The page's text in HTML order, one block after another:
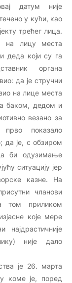
датум није
у кући, као
трећег лица.
на лицу места
деда који су га
органа
да је стручни
на лице места
баком, дедом и
везано за
показало
да је, с обзиром
би одузимање
ситуацију јер
казне. На
чланови
том приликом
које мере
није дало
је 26. марта
коме је, поред